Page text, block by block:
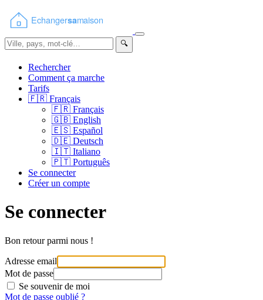
🔍
Rechercher
Comment ça marche
Tarifs
🇫🇷 Français
🇫🇷 Français
🇬🇧 English
🇪🇸 Español
🇩🇪 Deutsch
🇮🇹 Italiano
🇵🇹 Português
Se connecter
Créer un compte
Se connecter
Bon retour parmi nous !
Adresse email
Mot de passe
Se souvenir de moi
Mot de passe oublié ?